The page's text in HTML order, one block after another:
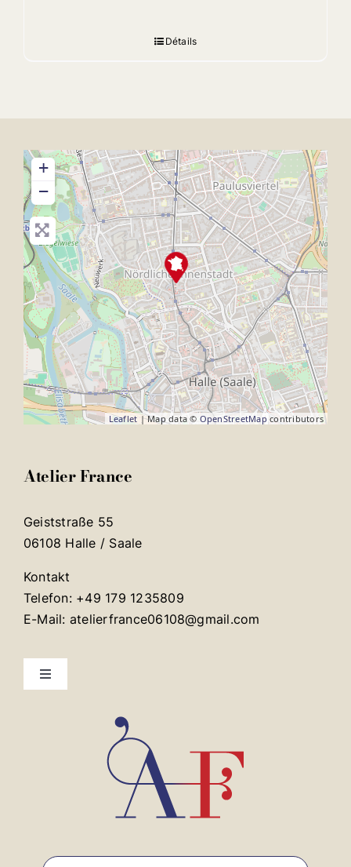
Détails
+
−
Leaflet | Map data © OpenStreetMap contributors
Atelier France
Geiststraße 55
06108 Halle / Saale
Kontakt
Telefon: +49 179 1235809
E-Mail: atelierfrance06108@gmail.com
Toggle
Mentions légales